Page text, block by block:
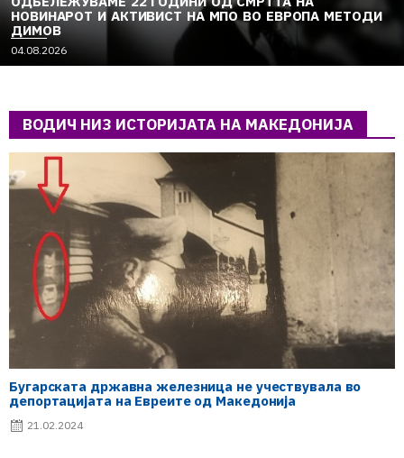
НОВИНАРОТ И АКТИВИСТ НА МПО ВО ЕВРОПА МЕТОДИ
ДИМОВ
04.08.2026
ВОДИЧ НИЗ ИСТОРИЈАТА НА МАКЕДОНИЈА
Бугарската државна железница не учествувала во
депортацијата на Евреите од Македонија
21.02.2024